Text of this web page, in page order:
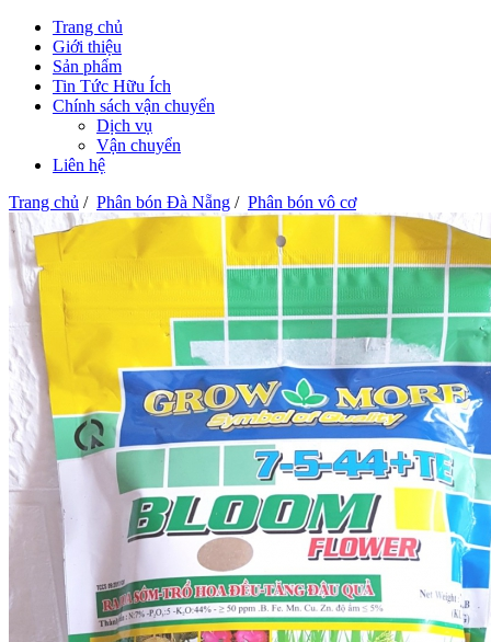
Trang chủ
Giới thiệu
Sản phẩm
Tin Tức Hữu Ích
Chính sách vận chuyển
Dịch vụ
Vận chuyển
Liên hệ
Trang chủ / Phân bón Đà Nẵng / Phân bón vô cơ